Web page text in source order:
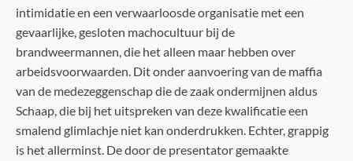
intimidatie en een verwaarloosde organisatie met een
gevaarlijke, gesloten machocultuur bij de
brandweermannen, die het alleen maar hebben over
arbeidsvoorwaarden. Dit onder aanvoering van de maffia
van de medezeggenschap die de zaak ondermijnen aldus
Schaap, die bij het uitspreken van deze kwalificatie een
smalend glimlachje niet kan onderdrukken. Echter, grappig
is het allerminst. De door de presentator gemaakte